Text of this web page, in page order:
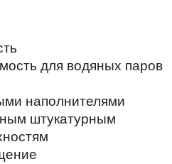
и цоколей
от влаги
заметных
окрашенной
поверхностям
выцветанию